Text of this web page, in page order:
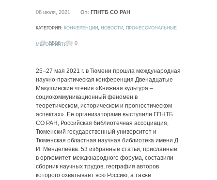
08 июля, 2021 От: ГПНТБ СО РАН
КАТЕГОРИЯ: КОНФЕРЕНЦИИ, НОВОСТИ, ПРОФЕССИОНАЛЬНЫЕ
МЕРОПРИЯТИЯ
5506 0
25–27 мая 2021 г. в Тюмени прошла международная
научно-практическая конференция Двенадцатые
Макушинские чтения «Книжная культура –
социокоммуникационный феномен в
теоретическом, историческом и прогностическом
аспектах». Ее организаторами выступили ГПНТБ
СО РАН, Российская библиотечная ассоциация,
Тюменский государственный университет и
Тюменская областная научная библиотека имени Д.
И. Менделеева. 53 избранные статьи, присланные
в оргкомитет междкнародного форума, составили
сборник научных трудов, география авторов
которого охватывает всю Россию, а также